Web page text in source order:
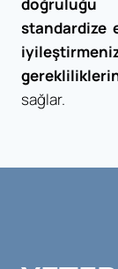
doğruluğu
standardize
sağlar.